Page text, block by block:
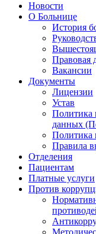
Новости
О Больнице
История
Правовая
Вакансии
Документы
Лицензии
Устав
Политика
данных
Политика
Правила
Отделения
Пациентам
Платные услуги
Против